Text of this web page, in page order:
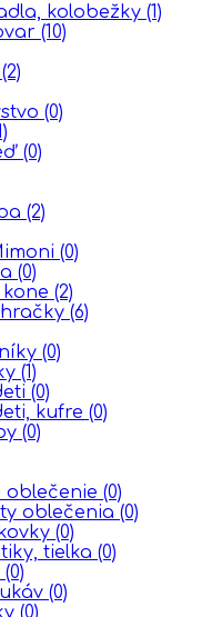
kolobežky (1)
(10)
(2)
(0)
(0)
(2)
(0)
(0)
(2)
(6)
(0)
(1)
(0)
kufre (0)
(0)
oblečenie (0)
oblečenia (0)
(0)
tielka (0)
(0)
(0)
(0)